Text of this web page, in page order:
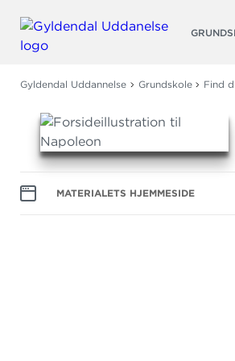
Gyldendal Uddannelse Grundskole Find
MATERIALETS HJEMMESIDE